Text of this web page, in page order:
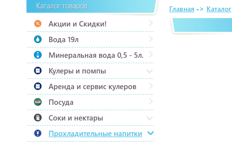
Каталог товаров
Акции и Скидки!
Вода 19л
Минеральная вода 0,5 - 5л.
Кулеры и помпы
Аренда и сервис кулеров
Посуда
Соки и нектары
Прохладительные напитки
Главная -> Каталог